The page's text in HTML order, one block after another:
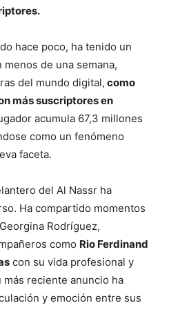
hace poco, ha tenido un
de una semana,
del mundo digital, como
más suscriptores en
acumula 67,3 millones
como un fenómeno
faceta.
del Al Nassr ha
Ha compartido momentos
Rodríguez,
como Rio Ferdinand
con su vida profesional y
reciente anuncio ha
y emoción entre sus